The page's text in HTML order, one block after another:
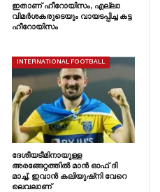
ഇതാണ് ഹീറോയിസം, എല്ലാ
വിമർശകരുടെയും വായടപ്പിച്ച കട്ട
ഹീറോയിസം
INTERNATIONAL FOOTBALL
ദേശീയടീമിനായുള്ള
അരങ്ങേറ്റത്തിൽ മാൻ ഓഫ് ദി
മാച്ച്, ഇവാൻ കലിയുഷ്‌നി വേറെ
ലെവലാണ്